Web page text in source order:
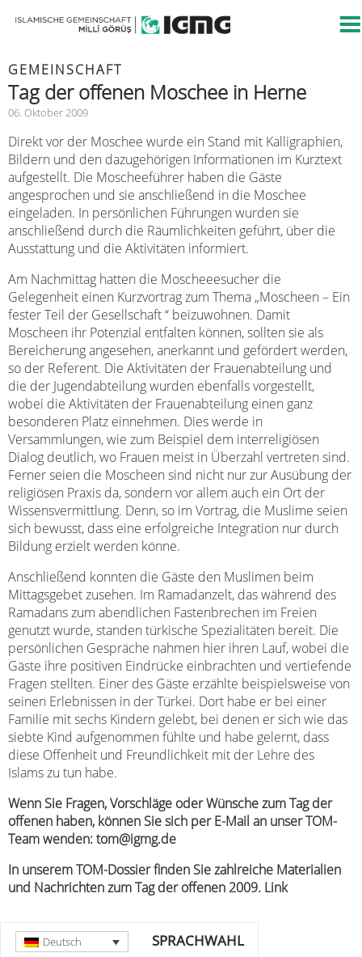
GEMEINSCHAFT
Tag der offenen Moschee in Herne
06. Oktober 2009
Direkt vor der Moschee wurde ein Stand mit Kalligraphien,
Bildern und den dazugehörigen Informationen im Kurztext
aufgestellt. Die Moscheeführer haben die Gäste
angesprochen und sie anschließend in die Moschee
eingeladen. In persönlichen Führungen wurden sie
anschließend durch die Räumlichkeiten geführt, über die
Ausstattung und die Aktivitäten informiert.
Am Nachmittag hatten die Moscheeesucher die
Gelegenheit einen Kurzvortrag zum Thema „Moscheen – Ein
fester Teil der Gesellschaft “ beizuwohnen. Damit
Moscheen ihr Potenzial entfalten können, sollten sie als
Bereicherung angesehen, anerkannt und gefördert werden,
so der Referent. Die Aktivitäten der Frauenabteilung und
die der Jugendabteilung wurden ebenfalls vorgestellt,
wobei die Aktivitäten der Frauenabteilung einen ganz
besonderen Platz einnehmen. Dies werde in
Versammlungen, wie zum Beispiel dem interreligiösen
Dialog deutlich, wo Frauen meist in Überzahl vertreten sind.
Ferner seien die Moscheen sind nicht nur zur Ausübung der
religiösen Praxis da, sondern vor allem auch ein Ort der
Wissensvermittlung. Denn, so im Vortrag, die Muslime seien
sich bewusst, dass eine erfolgreiche Integration nur durch
Bildung erzielt werden könne.
Anschließend konnten die Gäste den Muslimen beim
Mittagsgebet zusehen. Im Ramadanzelt, das während des
Ramadans zum abendlichen Fastenbrechen im Freien
genutzt wurde, standen türkische Spezialitäten bereit. Die
persönlichen Gespräche nahmen hier ihren Lauf, wobei die
Gäste ihre positiven Eindrücke einbrachten und vertiefende
Fragen stellten. Einer des Gäste erzählte beispielsweise von
seinen Erlebnissen in der Türkei. Dort habe er bei einer
Familie mit sechs Kindern gelebt, bei denen er sich wie das
siebte Kind aufgenommen fühlte und habe gelernt, dass
diese Offenheit und Freundlichkeit mit der Lehre des
Islams zu tun habe.
Wenn Sie Fragen, Vorschläge oder Wünsche zum Tag der
offenen haben, können Sie sich per E-Mail an unser TOM-
Team wenden: tom@igmg.de
In unseremTOM-Dossier findenSie zahlreiche Materialien
und Nachrichten zum Tag der offenen 2009. Link
SPRACHWAHL
Deutsch